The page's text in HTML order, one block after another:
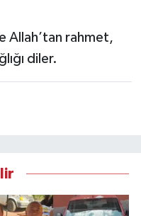
Allah’tan rahmet,
diler.